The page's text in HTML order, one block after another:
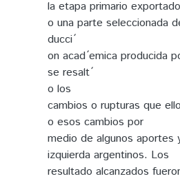
la etapa primario
o una parte seleccionada
ducci ́
on acad ́emica producida
se resalt ́
o los
cambios o rupturas que
o esos cambios por
medio de algunos aportes
izquierda argentinos. Los
resultado alcanzados